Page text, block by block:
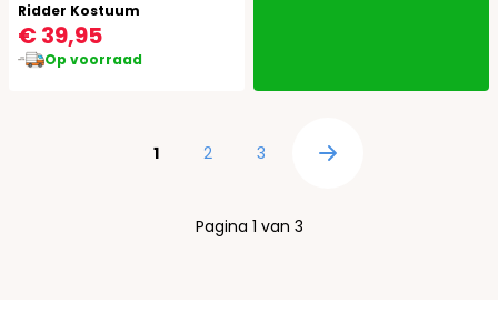
Ridder Kostuum
€ 39,95
Op voorraad
U lees momenteel pagina
1 Pagina
2 Pagina
3 Pagina
Pagina 1 van 3